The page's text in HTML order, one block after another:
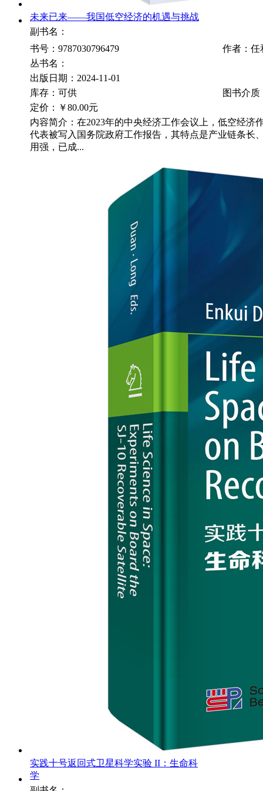
未来已来——我国低空经济的机遇与挑战
副书名：
书号：9787030796479
作者：任
丛书名：
出版日期：2024-11-01
库存：可供
图书介质
定价：
￥80.00元
内容简介：在2023年的中央经济工作会议上，低空经济
代表被写入国务院政府工作报告，其特点是产业链条长
用强，已成...
实践十号返回式卫星科学实验 II：生命科
学